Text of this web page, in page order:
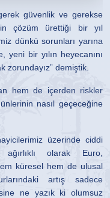
güvenlik ve gerekse
çözüm ürettiği bir yıl
dünkü sorunları yarına
bir yılın heyecanını
zorundayız” demiştik.
hem de içerden riskler
nasıl geçeceğine
üzerinde ciddi
ağırlıklı olarak Euro,
küresel hem de ulusal
artış sadece
ne yazık ki olumsuz